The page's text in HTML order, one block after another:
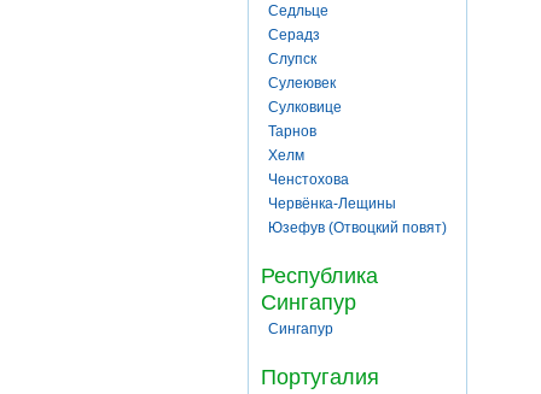
Седльце
Серадз
Слупск
Сулеювек
Сулковице
Тарнов
Хелм
Ченстохова
Червёнка-Лещины
Юзефув (Отвоцкий повят)
Республика
Сингапур
Сингапур
Португалия